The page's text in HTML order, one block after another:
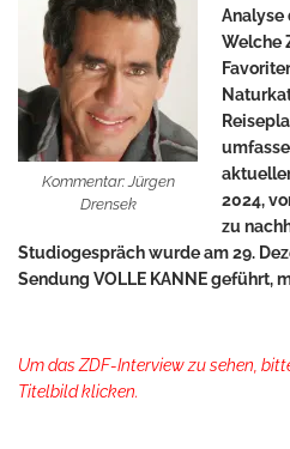
Kommentar: Jürgen
Drensek
Analyse
Welche
2024,
zu
Studiogespräch wurde am 29.
Sendung VOLLE KANNE geführt,
Um das ZDF-Interview zu sehen,
Titelbild klicken.